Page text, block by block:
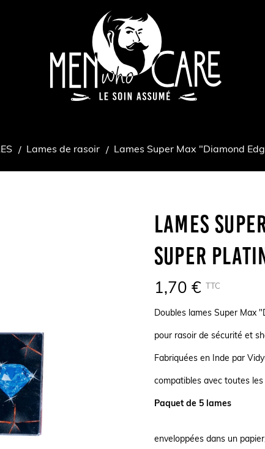
Lames de rasoir Lames Super Max "Diamond
Lames
Super
1,70 € TTC
Doubles lames Super Max
pour rasoir de sécurité et
Fabriquées en Inde par
compatibles avec toutes
Paquet de 5 lames
enveloppées dans un